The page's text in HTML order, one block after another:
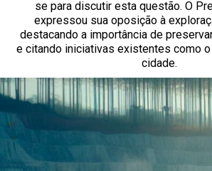
se para discutir esta questão. O
expressou sua oposição à
destacando a importância de
e citando iniciativas existentes como
cidade.